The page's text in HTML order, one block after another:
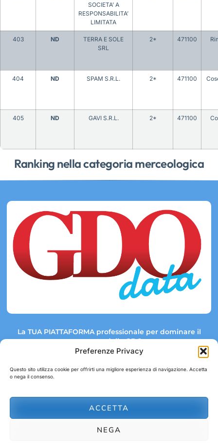
Preferenze Privacy
Questo sito utilizza cookie per offrirti una migliore esperienza di navigazione. Accetta
o nega il consenso.
ACCETTA
NEGA
Ranking nella categoria merceologica
SOCIETA’ A
RESPONSABILITA’
LIMITATA
403 ND
TERRA E SOLE
SRL
2* 471100
404 ND SPAM S.R.L. 2* 471100
405 ND GAVI S.R.L. 2* 471100
La TUA PIATTAFORMA professionale per dominare il
mercato della GDO.
Link rapidi:
abbonamenti@gdodata.it